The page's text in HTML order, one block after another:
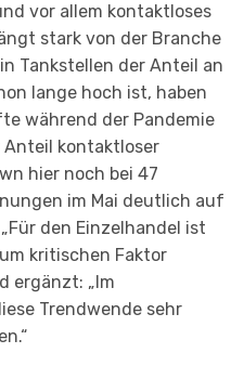
vor allem kontaktloses
stark von der Branche
Tankstellen der Anteil an
lange hoch ist, haben
während der Pandemie
kontaktloser
hier noch bei 47
im Mai deutlich auf
den Einzelhandel ist
kritischen Faktor
ergänzt: „Im
Trendwende sehr